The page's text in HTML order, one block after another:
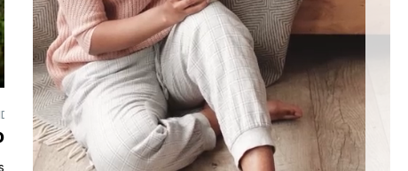
MIT HUND
eingezäunte Ferienhäuser: Für den perfekten
Urlaubstage mit Hund plant, findet auf top-hundeurlaub.de eine